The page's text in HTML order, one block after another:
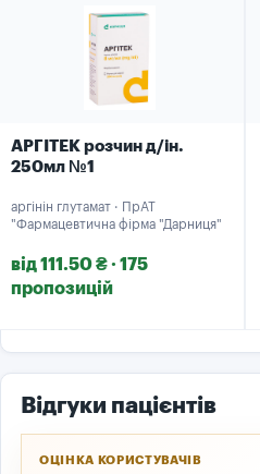
АРГІТЕК розчин д/ін.
250мл №1
аргінін глутамат · ПрАТ
"Фармацевтична фірма "Дарниця"
від 111.50 ₴ · 175
пропозицій
Відгуки пацієнтів
ОЦІНКА КОРИСТУВАЧІВ